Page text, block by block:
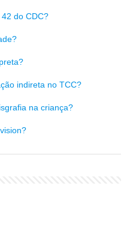
do CDC?
indireta no TCC?
na criança?